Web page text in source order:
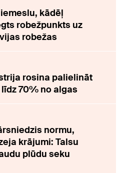
kādēļ
robežpunkts uz
robežas
rosina palielināt
70% no algas
normu,
krājumi: Talsu
plūdu seku